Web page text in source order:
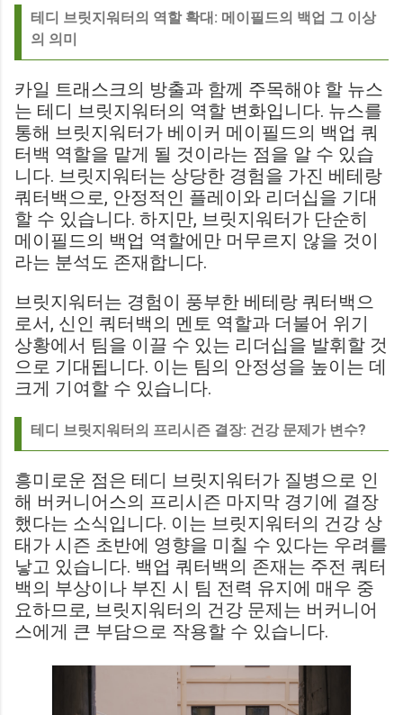
테디 브릿지워터의 역할 확대: 메이필드의 백업 그 이상
의 의미
카일 트래스크의 방출과 함께 주목해야 할 뉴스
는 테디 브릿지워터의 역할 변화입니다. 뉴스를
통해 브릿지워터가 베이커 메이필드의 백업 쿼
터백 역할을 맡게 될 것이라는 점을 알 수 있습
니다. 브릿지워터는 상당한 경험을 가진 베테랑
쿼터백으로, 안정적인 플레이와 리더십을 기대
할 수 있습니다. 하지만, 브릿지워터가 단순히
메이필드의 백업 역할에만 머무르지 않을 것이
라는 분석도 존재합니다.
브릿지워터는 경험이 풍부한 베테랑 쿼터백으
로서, 신인 쿼터백의 멘토 역할과 더불어 위기
상황에서 팀을 이끌 수 있는 리더십을 발휘할 것
으로 기대됩니다. 이는 팀의 안정성을 높이는 데
크게 기여할 수 있습니다.
테디 브릿지워터의 프리시즌 결장: 건강 문제가 변수?
흥미로운 점은 테디 브릿지워터가 질병으로 인
해 버커니어스의 프리시즌 마지막 경기에 결장
했다는 소식입니다. 이는 브릿지워터의 건강 상
태가 시즌 초반에 영향을 미칠 수 있다는 우려를
낳고 있습니다. 백업 쿼터백의 존재는 주전 쿼터
백의 부상이나 부진 시 팀 전력 유지에 매우 중
요하므로, 브릿지워터의 건강 문제는 버커니어
스에게 큰 부담으로 작용할 수 있습니다.